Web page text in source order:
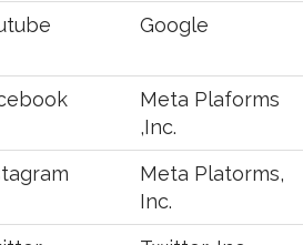
Google
Meta Plaforms
,Inc.
Meta Platorms,
Inc.